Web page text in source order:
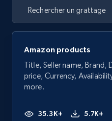
Amazon products
Title, Seller name, Brand,
price, Currency,
more.
35.3K+ 5.7K+